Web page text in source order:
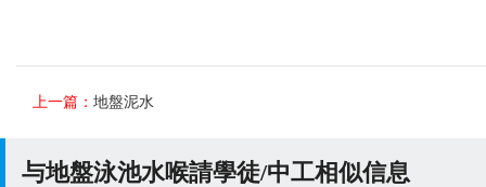
上一篇： 地盤泥水
与地盤泳池水喉請學徒/中工相似信息